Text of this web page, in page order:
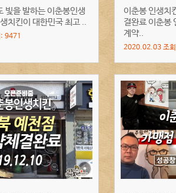
빛을 발하는 이춘봉인생
치킨이 대한민국 최고 ..
9471
이춘봉 인생치
결완료 이춘봉
계약..
2020.02.03 조